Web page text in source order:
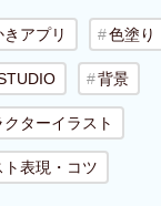
アプリ 色塗り
背景
ターイラスト
ト表現・コツ